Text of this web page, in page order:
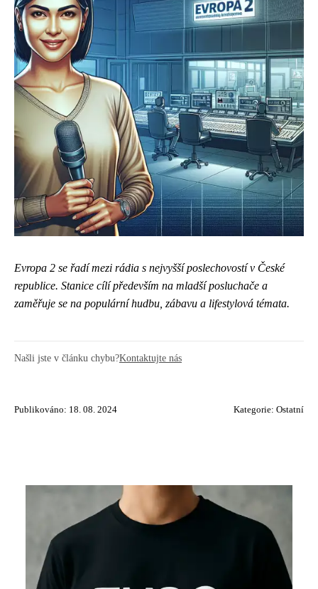
Evropa 2 se řadí mezi rádia s nejvyšší poslechovostí v České
republice. Stanice cílí především na mladší posluchače a
zaměřuje se na populární hudbu, zábavu a lifestylová témata.
Našli jste v článku chybu?Kontaktujte nás
Publikováno: 18. 08. 2024 Kategorie: Ostatní